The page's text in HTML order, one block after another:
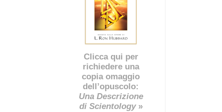
Clicca qui per
richiedere una
copia omaggio
dell’opuscolo:
Una Descrizione
di Scientology»